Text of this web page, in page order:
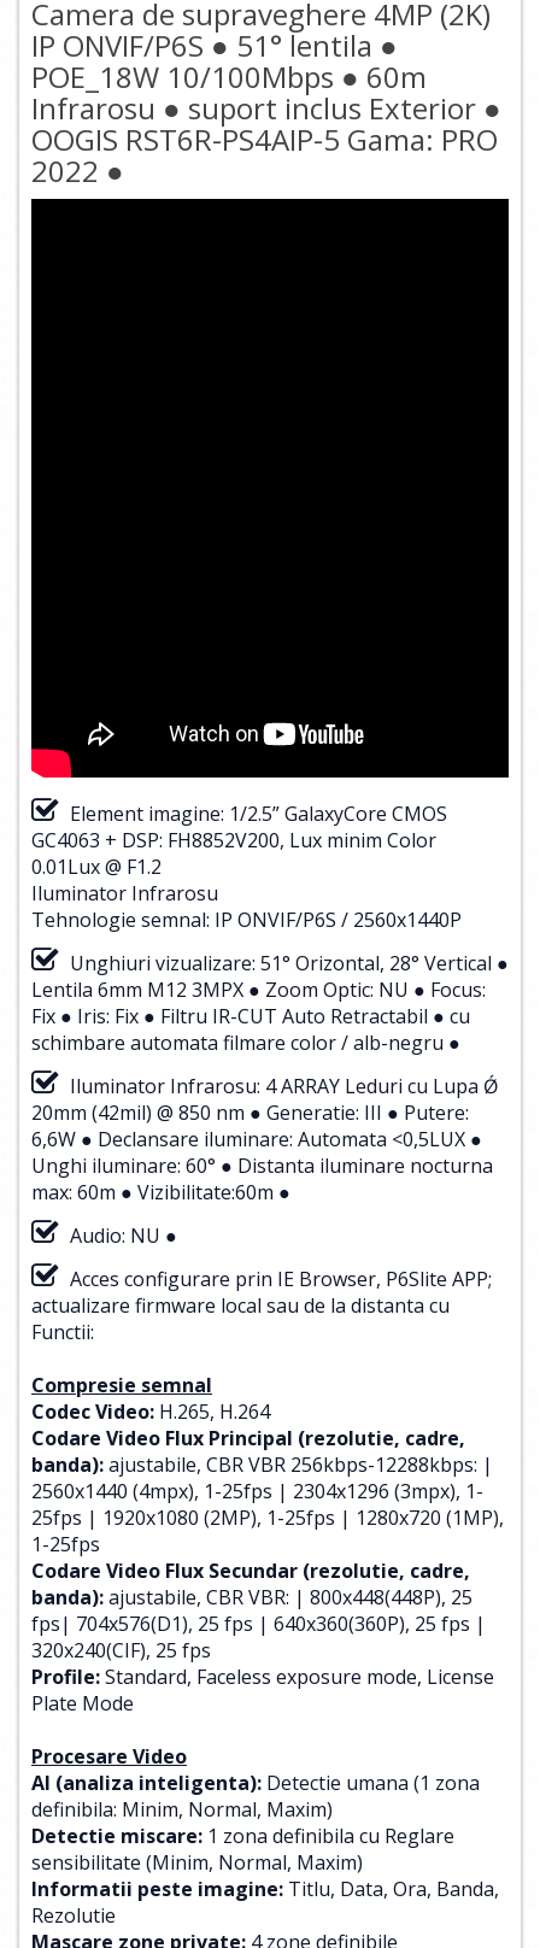
Camera de supraveghere 4MP (2K)
IP ONVIF/P6S ● 51° lentila ●
POE_18W 10/100Mbps ● 60m
Infrarosu ● suport inclus Exterior ●
OOGIS RST6R-PS4AIP-5 Gama: PRO
2022 ●
Element imagine: 1/2.5” GalaxyCore CMOS
GC4063 + DSP: FH8852V200, Lux minim Color
0.01Lux @ F1.2
Iluminator Infrarosu
Tehnologie semnal: IP ONVIF/P6S / 2560x1440P
Unghiuri vizualizare: 51° Orizontal, 28° Vertical ●
Lentila 6mm M12 3MPX ● Zoom Optic: NU ● Focus:
Fix ● Iris: Fix ● Filtru IR-CUT Auto Retractabil ● cu
schimbare automata filmare color / alb-negru ●
Iluminator Infrarosu: 4 ARRAY Leduri cu Lupa Ǿ
20mm (42mil) @ 850 nm ● Generatie: III ● Putere:
6,6W ● Declansare iluminare: Automata <0,5LUX ●
Unghi iluminare: 60° ● Distanta iluminare nocturna
max: 60m ● Vizibilitate:60m ●
Audio: NU ●
Acces configurare prin IE Browser, P6Slite APP;
actualizare firmware local sau de la distanta cu
Functii:
Compresie semnal
Codec Video: H.265, H.264
Codare Video Flux Principal (rezolutie, cadre,
banda):ajustabile, CBR VBR 256kbps-12288kbps: |
2560x1440 (4mpx), 1-25fps | 2304x1296 (3mpx), 1-
25fps | 1920x1080 (2MP), 1-25fps | 1280x720 (1MP),
1-25fps
Codare Video Flux Secundar (rezolutie, cadre,
banda):ajustabile, CBR VBR: | 800x448(448P), 25
fps| 704x576(D1), 25 fps | 640x360(360P), 25 fps |
320x240(CIF), 25 fps
Profile:Standard, Faceless exposure mode, License
Plate Mode
Procesare Video
AI (analiza inteligenta): Detectie umana (1 zona
definibila: Minim, Normal, Maxim)
Detectie miscare: 1 zona definibila cu Reglare
sensibilitate (Minim, Normal, Maxim)
Informatii peste imagine: Titlu, Data, Ora, Banda,
Rezolutie
Mascare zone private: 4 zone definibile